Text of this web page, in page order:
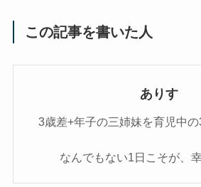
この記事を書いた人
ありす
3歳差+年子の三姉妹を育児中の
なんでもない1日こそが、幸